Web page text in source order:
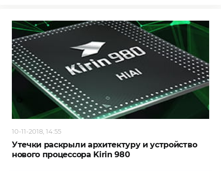
10-11-2018, 14:55
Утечки раскрыли архитектуру и устройство
нового процессора Kirin 980